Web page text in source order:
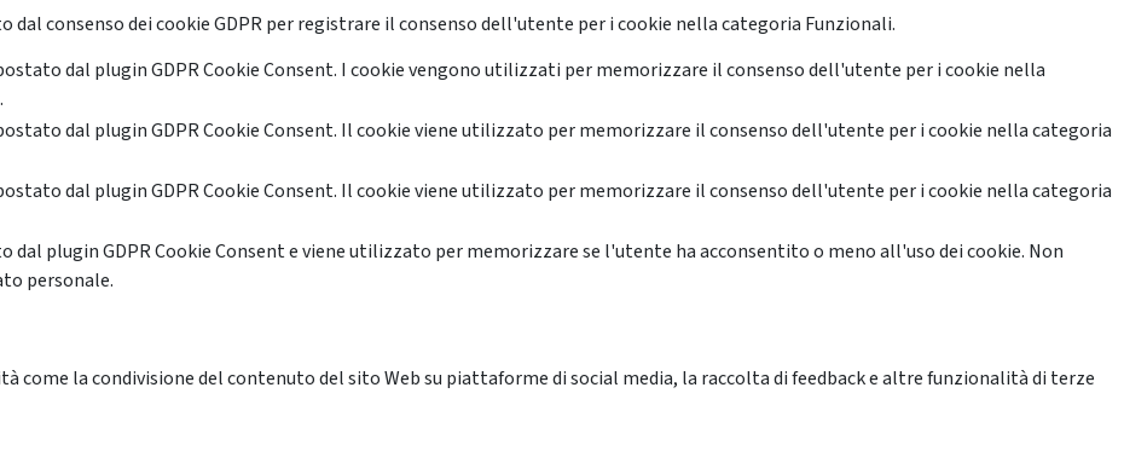
dal consenso dei cookie GDPR per registrare il consenso dell'utente per i cookie nella categoria Funzionali.
dal plugin GDPR Cookie Consent. I cookie vengono utilizzati per memorizzare il consenso dell'utente per i cookie nella
dal plugin GDPR Cookie Consent. Il cookie viene utilizzato per memorizzare il consenso dell'utente per i cookie nella categoria
dal plugin GDPR Cookie Consent. Il cookie viene utilizzato per memorizzare il consenso dell'utente per i cookie nella categoria
dal plugin GDPR Cookie Consent e viene utilizzato per memorizzare se l'utente ha acconsentito o meno all'uso dei cookie. Non
personale.
come la condivisione del contenuto del sito Web su piattaforme di social media, la raccolta di feedback e altre funzionalità di terze